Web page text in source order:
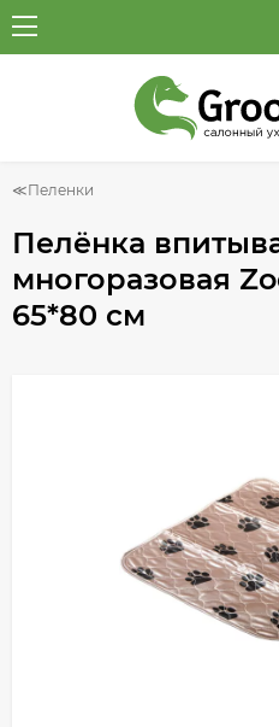
Пеленки
Пелёнка
многоразовая
65*80 см